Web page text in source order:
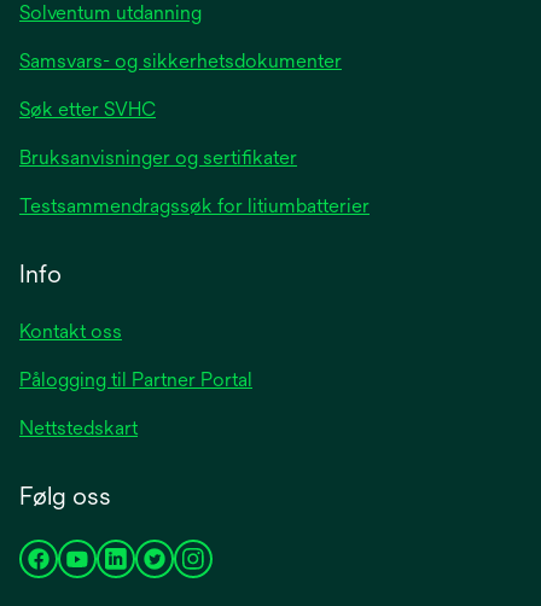
Solventum utdanning
Samsvars- og sikkerhetsdokumenter
Søk etter SVHC
Bruksanvisninger og sertifikater
Testsammendragssøk for litiumbatterier
Info
Kontakt oss
Pålogging til Partner Portal
Nettstedskart
Følg oss
opensopensopensopensopens